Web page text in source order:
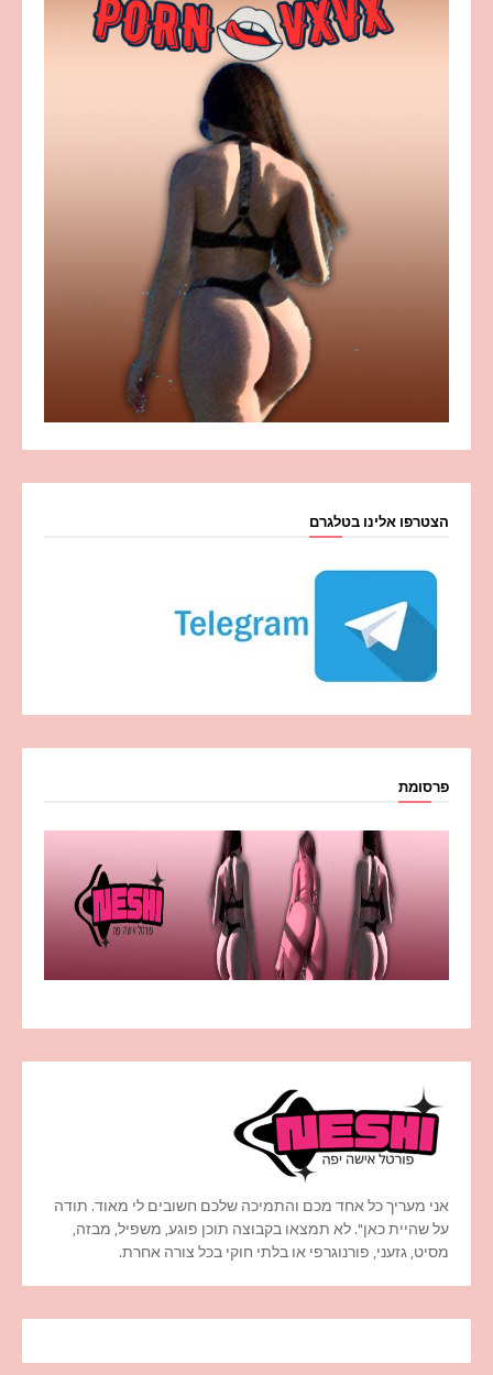
הצטרפו אלינו בטלגרם
פרסומת
אני מעריך כל אחד מכם והתמיכה שלכם חשובים לי מאוד. תודה
על שהיית כאן". לא תמצאו בקבוצה תוכן פוגע, משפיל, מבזה,
מסיט, גזעני, פורנוגרפי או בלתי חוקי בכל צורה אחרת.